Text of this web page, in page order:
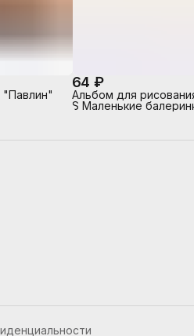
"Павлин"
64 ₽
Альбом для
S Маленькие